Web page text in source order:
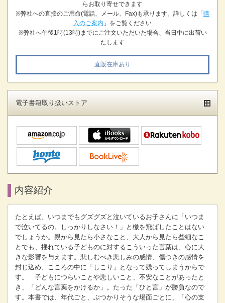
らお取り寄せできます
※弊社への直接のご用命(電話、メール、Fax)も承ります。詳しくは「 購
入のご案内 」をご覧ください
※弊社へ午後1時(13時)までにご注文いただいた場合、当日中に出荷い
たします
直販在庫あり
電子書籍取り扱いストア
内容紹介
たとえば、いつまでもグズグズと泣いているお子さんに「いつま
で泣いてるの。しっかりしなさい！」と檄を飛ばしたことはない
でしょうか。親から見たら小さなこと、大人から見たら些細なこ
とでも、揺れている子どものに対するこういった言葉は、心に大
きな影響を与えます。悲しむべき悲しみの感情、傷つきの感情を
封じ込め、こころの中に「しこり」となって残ってしまうからで
す。 子どもにつらいことや悲しいこと、不安なことがあったと
き、「どんな言葉をかけるか」。たった「ひと言」が勝負なので
す。本書では、年代ごと、ぶつかりそうな場面ごとに、「心の支